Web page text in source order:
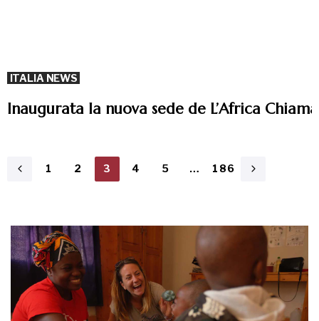
ITALIA NEWS
Inaugurata la nuova sede de L’Africa
1 2 3 4 5 … 186